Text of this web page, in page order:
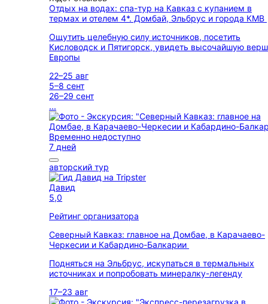
Отдых на водах: спа-тур на Кавказ с купанием в
термах и отелем 4*. Домбай, Эльбрус и города КМВ
Ощутить целебную силу источников, посетить
Кисловодск и Пятигорск, увидеть высочайшую
Европы
22–25 авг
5–8 сент
26–29 сент
...
Временно недоступно
7 дней
авторский тур
Давид
5,0
Рейтинг организатора
Северный Кавказ: главное на Домбае, в Карачаево-
Черкесии и Кабардино-Балкарии
Подняться на Эльбрус, искупаться в термальных
источниках и попробовать минералку-легенду
17–23 авг